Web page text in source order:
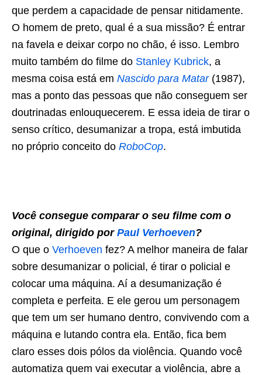
que perdem a capacidade de pensar nitidamente.
O homem de preto, qual é a sua missão? É entrar
na favela e deixar corpo no chão, é isso. Lembro
muito também do filme do Stanley Kubrick, a
mesma coisa está em Nascido para Matar(1987),
mas a ponto das pessoas que não conseguem ser
doutrinadas enlouquecerem. E essa ideia de tirar o
senso crítico, desumanizar a tropa, está imbutida
no próprio conceito do RoboCop.
Você consegue comparar o seu filme com o
original, dirigido por Paul Verhoeven?
O que o Verhoeven fez? A melhor maneira de falar
sobre desumanizar o policial, é tirar o policial e
colocar uma máquina. Aí a desumanização é
completa e perfeita. E ele gerou um personagem
que tem um ser humano dentro, convivendo com a
máquina e lutando contra ela. Então, fica bem
claro esses dois pólos da violência. Quando você
automatiza quem vai executar a violência, abre a